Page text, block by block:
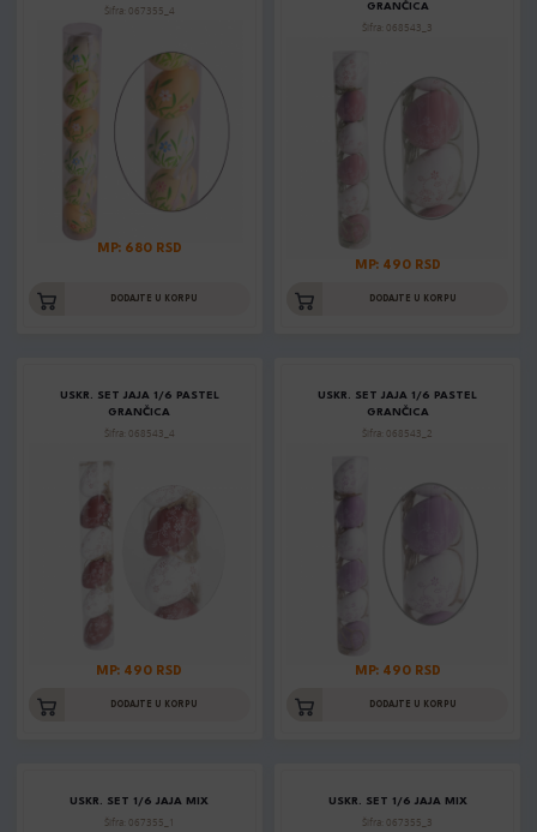
Šifra: 067355_4
MP: 680 RSD
DODAJTE U KORPU
GRANČICA
Šifra: 068543_3
MP: 490 RSD
DODAJTE U KORPU
USKR. SET JAJA 1/6 PASTEL
GRANČICA
Šifra: 068543_4
MP: 490 RSD
DODAJTE U KORPU
USKR. SET JAJA 1/6 PASTEL
GRANČICA
Šifra: 068543_2
MP: 490 RSD
DODAJTE U KORPU
USKR. SET 1/6 JAJA MIX
Šifra: 067355_1
USKR. SET 1/6 JAJA MIX
Šifra: 067355_3